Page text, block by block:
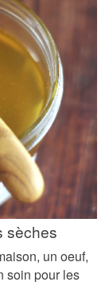
sèches
un oeuf,
soin pour les